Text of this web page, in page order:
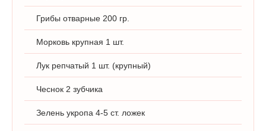
Грибы отварные 200 гр.
Морковь крупная 1 шт.
Лук репчатый 1 шт. (крупный)
Чеснок 2 зубчика
Зелень укропа 4-5 ст. ложек